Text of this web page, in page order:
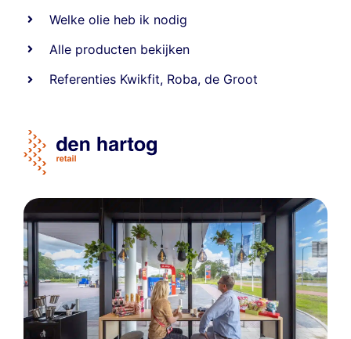
Welke olie heb ik nodig
Alle producten bekijken
Referenties Kwikfit, Roba,de Groot